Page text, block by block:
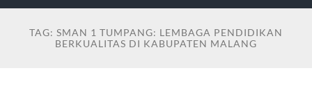
TAG: SMAN 1 TUMPANG: LEMBAGA PENDIDIKAN
BERKUALITAS DI KABUPATEN MALANG